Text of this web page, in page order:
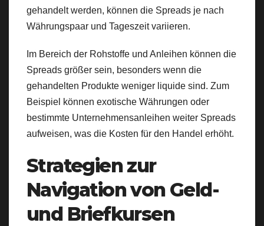
gehandelt werden, können die Spreads je nach
Währungspaar und Tageszeit variieren.
Im Bereich der Rohstoffe und Anleihen können die
Spreads größer sein, besonders wenn die
gehandelten Produkte weniger liquide sind. Zum
Beispiel können exotische Währungen oder
bestimmte Unternehmensanleihen weiter Spreads
aufweisen, was die Kosten für den Handel erhöht.
Strategien zur
Navigation von Geld-
und Briefkursen